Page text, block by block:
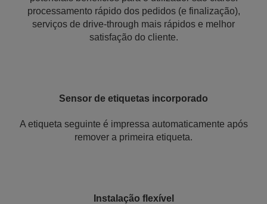
processamento rápido dos pedidos (e finalização),
serviços de drive-through mais rápidos e melhor
satisfação do cliente.
Sensor de etiquetas incorporado
A etiqueta seguinte é impressa automaticamente após
remover a primeira etiqueta.
Instalação flexível